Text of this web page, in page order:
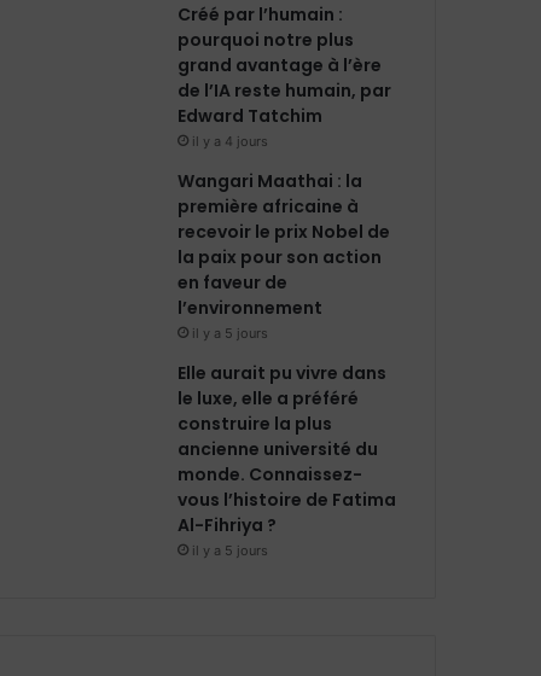
Créé par l’humain :
pourquoi notre plus
grand avantage à l’ère
de l’IA reste humain, par
Edward Tatchim
il y a 4 jours
Wangari Maathai : la
première africaine à
recevoir le prix Nobel de
la paix pour son action
en faveur de
l’environnement
il y a 5 jours
Elle aurait pu vivre dans
le luxe, elle a préféré
construire la plus
ancienne université du
monde. Connaissez-
vous l’histoire de Fatima
Al-Fihriya ?
il y a 5 jours